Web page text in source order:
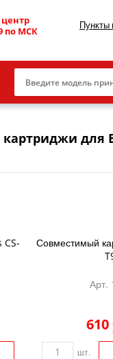
по МСК
Пункты
Minolta
для
CS-
Совместимый
Арт.
610
шт.